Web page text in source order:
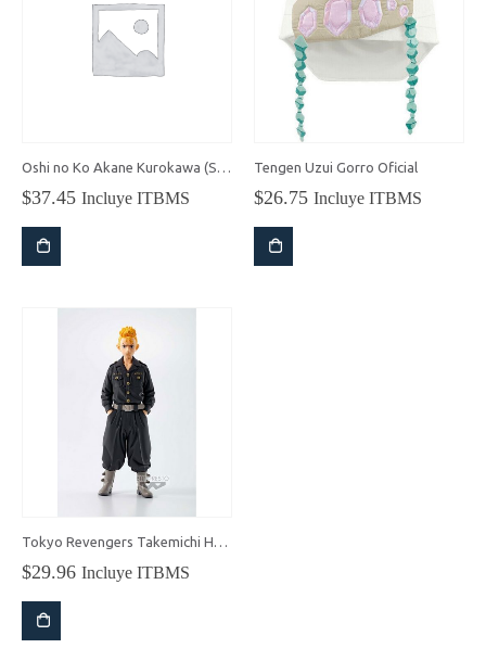
$37.45 Incluye ITBMS
Tengen Uzui Gorro Oficial
$26.75 Incluye ITBMS
Tokyo Revengers Takemichi Hanagaki – Banpresto
$29.96 Incluye ITBMS